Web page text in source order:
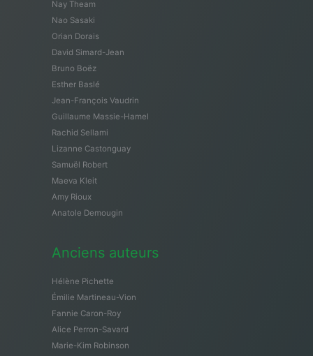
Nay Theam
Nao Sasaki
Orian Dorais
David Simard-Jean
Bruno Boëz
Esther Baslé
Jean-François Vaudrin
Guillaume Massie-Hamel
Rachid Sellami
Lizanne Castonguay
Samuël Robert
Maeva Kleit
Amy Rioux
Anatole Demougin
Anciens auteurs
Hélène Pichette
Émilie Martineau-Vion
Fannie Caron-Roy
Alice Perron-Savard
Marie-Kim Robinson